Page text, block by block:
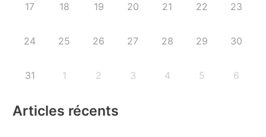
17 18 19 20 21 22 23
24 25 26 27 28 29 30
31 1 2 3 4 5 6
Articles récents